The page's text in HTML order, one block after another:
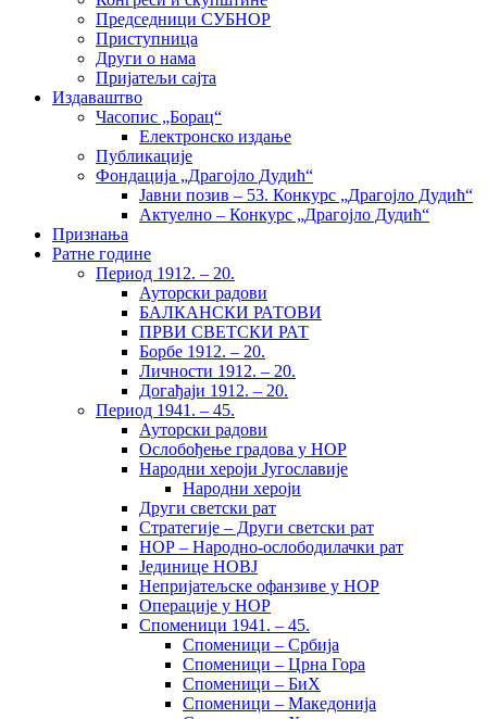
Председници СУБНОР
Приступница
Други о нама
Пријатељи сајта
Издаваштво
Часопис „Борац“
Електронско издање
Публикације
Фондација „Драгојло Дудић“
Јавни позив – 53. Конкурс „Драгојло Дудић“
Актуелно – Конкурс „Драгојло Дудић“
Признања
Ратне године
Период 1912. – 20.
Ауторски радови
БАЛКАНСКИ РАТОВИ
ПРВИ СВЕТСКИ РАТ
Борбе 1912. – 20.
Личности 1912. – 20.
Догађаји 1912. – 20.
Период 1941. – 45.
Ауторски радови
Ослобођење градова у НОР
Народни хероји Југославије
Народни хероји
Други светски рат
Стратегије – Други светски рат
НОР – Народно-ослободилачки рат
Јединице НОВЈ
Непријатељске офанзиве у НОР
Операције у НОР
Споменици 1941. – 45.
Споменици – Србија
Споменици – Црна Гора
Споменици – БиХ
Споменици – Македонија